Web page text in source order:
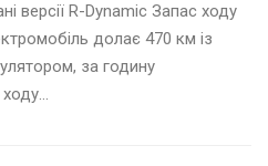
версії R-Dynamic Запас ходу
долає 470 км із
за годину